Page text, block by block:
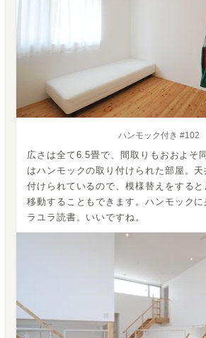
ハンモック付き #102
広さは全て6.5畳で、間取りもおおよそ
はハンモックの取り付けられた部屋。天
付けられているので、模様替えをする
移動することもできます。ハンモック
ラユラ読書。いいですね。